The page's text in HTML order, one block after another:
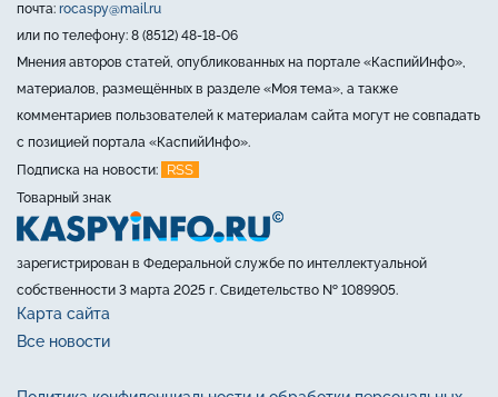
почта: rocaspy@mail.ru
или по телефону: 8 (8512) 48-18-06
Мнения авторов статей, опубликованных на портале «КаспийИнфо»,
материалов, размещённых в разделе «Моя тема», а также
комментариев пользователей к материалам сайта могут не совпадать
с позицией портала «КаспийИнфо».
Подписка на новости:
RSS
Товарный знак
зарегистрирован в Федеральной службе по интеллектуальной
собственности 3 марта 2025 г. Свидетельство № 1089905.
Карта сайта
Все новости